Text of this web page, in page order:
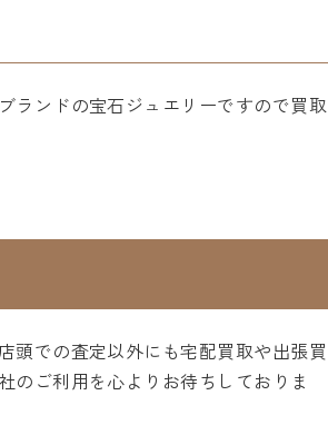
ランドの宝石ジュエリーですので買取
頭での査定以外にも宅配買取や出張買
のご利用を心よりお待ちしておりま